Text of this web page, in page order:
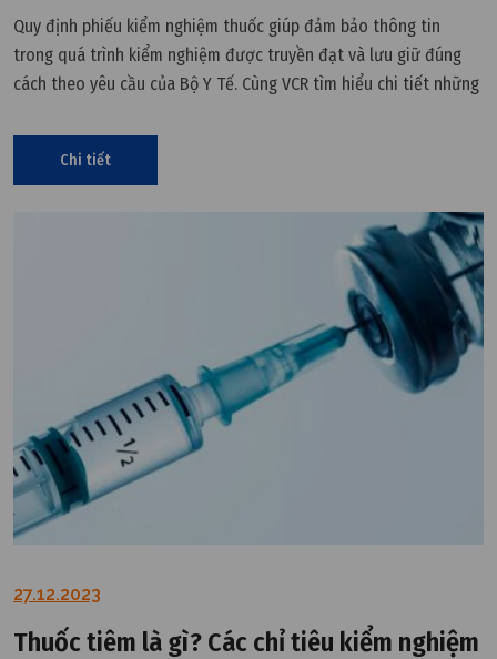
Quy định phiếu kiểm nghiệm thuốc giúp đảm bảo thông tin
trong quá trình kiểm nghiệm được truyền đạt và lưu giữ đúng
cách theo yêu cầu của Bộ Y Tế. Cùng VCR tìm hiểu chi tiết những
Chi tiết
27.12.2023
Thuốc tiêm là gì? Các chỉ tiêu kiểm nghiệm